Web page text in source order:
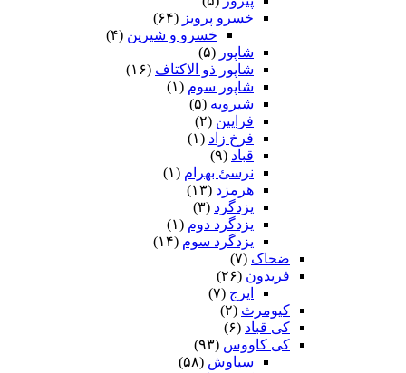
خسرو پرویز (۶۴)
خسرو و شیرین (۴)
شاپور (۵)
شاپور ذو الاکتاف (۱۶)
شاپور سوم‏ (۱)
شیرویه (۵)
فرایین (۲)
فرخ زاد (۱)
قباد (۹)
نرسئ بهرام‏ (۱)
هرمزد (۱۳)
یزدگرد (۳)
یزدگرد دوم (۱)
یزدگرد سوم (۱۴)
ضحاک (۷)
فریدون (۲۶)
ایرج (۷)
کیومرث (۲)
کی قباد (۶)
کی کاووس (۹۳)
سیاوش (۵۸)